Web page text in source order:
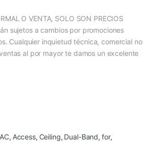
O VENTA, SOLO SON PRECIOS
sujetos a cambios por promociones
Cualquier inquietud técnica, comercial no
al por mayor te damos un excelente
AC, Access, Ceiling, Dual-Band, for,